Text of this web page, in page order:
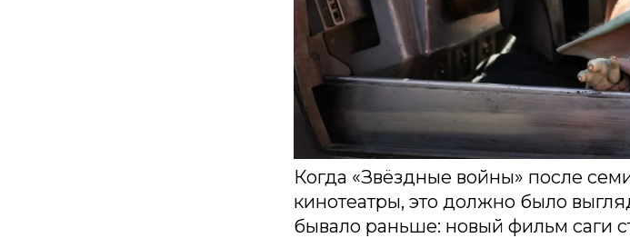
Когда «Звёздные войны» после
кинотеатры, это должно было
бывало раньше: новый фильм саги